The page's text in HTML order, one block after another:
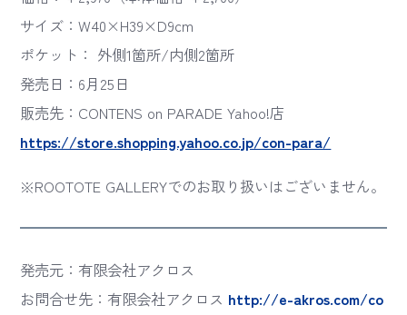
サイズ：W40×H39×D9cm
ポケット： 外側1箇所/内側2箇所
発売日：6月25日
販売先：CONTENS on PARADE Yahoo!店
https://store.shopping.yahoo.co.jp/con-para/
※ROOTOTE GALLERYでのお取り扱いはございません。
発売元：有限会社アクロス
お問合せ先：有限会社アクロス http://e-akros.com/co